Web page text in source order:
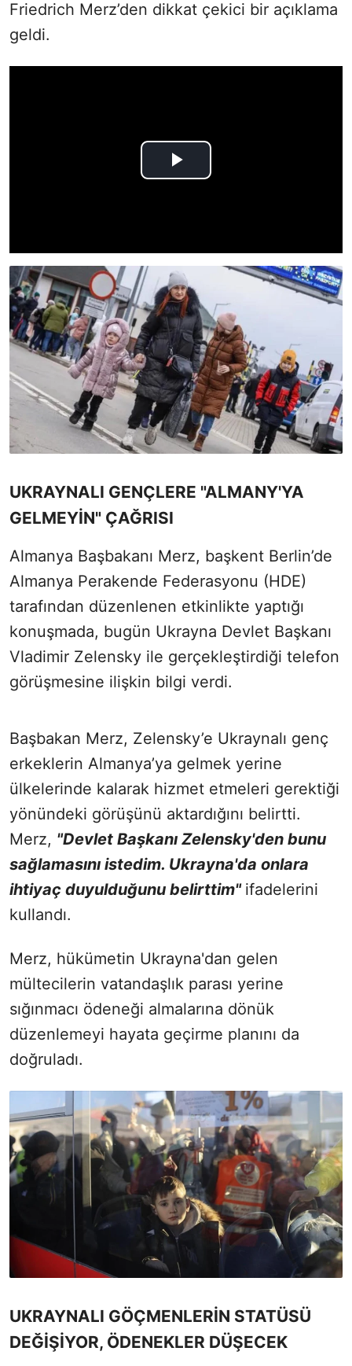
Friedrich Merz’den dikkat çekici bir açıklama
geldi.
UKRAYNALI GENÇLERE "ALMANY'YA
GELMEYİN" ÇAĞRISI
Almanya Başbakanı Merz, başkent Berlin’de
Almanya Perakende Federasyonu (HDE)
tarafından düzenlenen etkinlikte yaptığı
konuşmada, bugün Ukrayna Devlet Başkanı
Vladimir Zelensky ile gerçekleştirdiği telefon
görüşmesine ilişkin bilgi verdi.
Başbakan Merz, Zelensky’e Ukraynalı genç
erkeklerin Almanya’ya gelmek yerine
ülkelerinde kalarak hizmet etmeleri gerektiği
yönündeki görüşünü aktardığını belirtti.
Merz, "Devlet Başkanı Zelensky'den bunu
sağlamasını istedim. Ukrayna'da onlara
ihtiyaç duyulduğunu belirttim" ifadelerini
kullandı.
Merz, hükümetin Ukrayna'dan gelen
mültecilerin vatandaşlık parası yerine
sığınmacı ödeneği almalarına dönük
düzenlemeyi hayata geçirme planını da
doğruladı.
UKRAYNALI GÖÇMENLERİN STATÜSÜ
DEĞİŞİYOR, ÖDENEKLER DÜŞECEK